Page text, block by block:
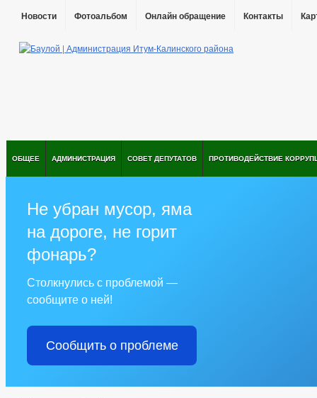
Новости Фотоальбом Онлайн обращение Контакты
ОБЩЕЕ АДМИНИСТРАЦИЯ СОВЕТ ДЕПУТАТОВ ПРОТИВОДЕЙСТВИЕ
Не убран мусор, яма
на дороге, не горит
фонарь?
Столкнулись с проблемой —
сообщите о ней!
Сообщить о проблеме